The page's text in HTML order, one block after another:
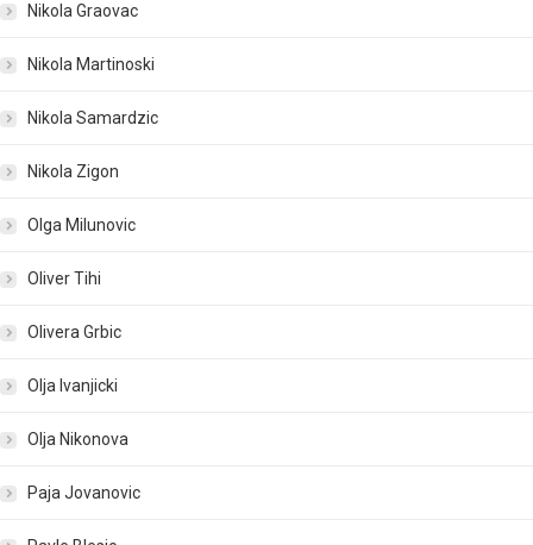
Nikola Graovac
Nikola Martinoski
Nikola Samardzic
Nikola Zigon
Olga Milunovic
Oliver Tihi
Olivera Grbic
Olja Ivanjicki
Olja Nikonova
Paja Jovanovic